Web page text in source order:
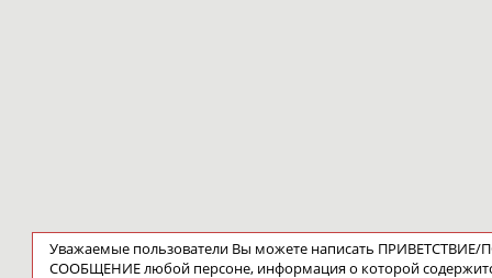
Уважаемые пользователи Вы можете написать
СООБЩЕНИЕ любой персоне, информация о которой